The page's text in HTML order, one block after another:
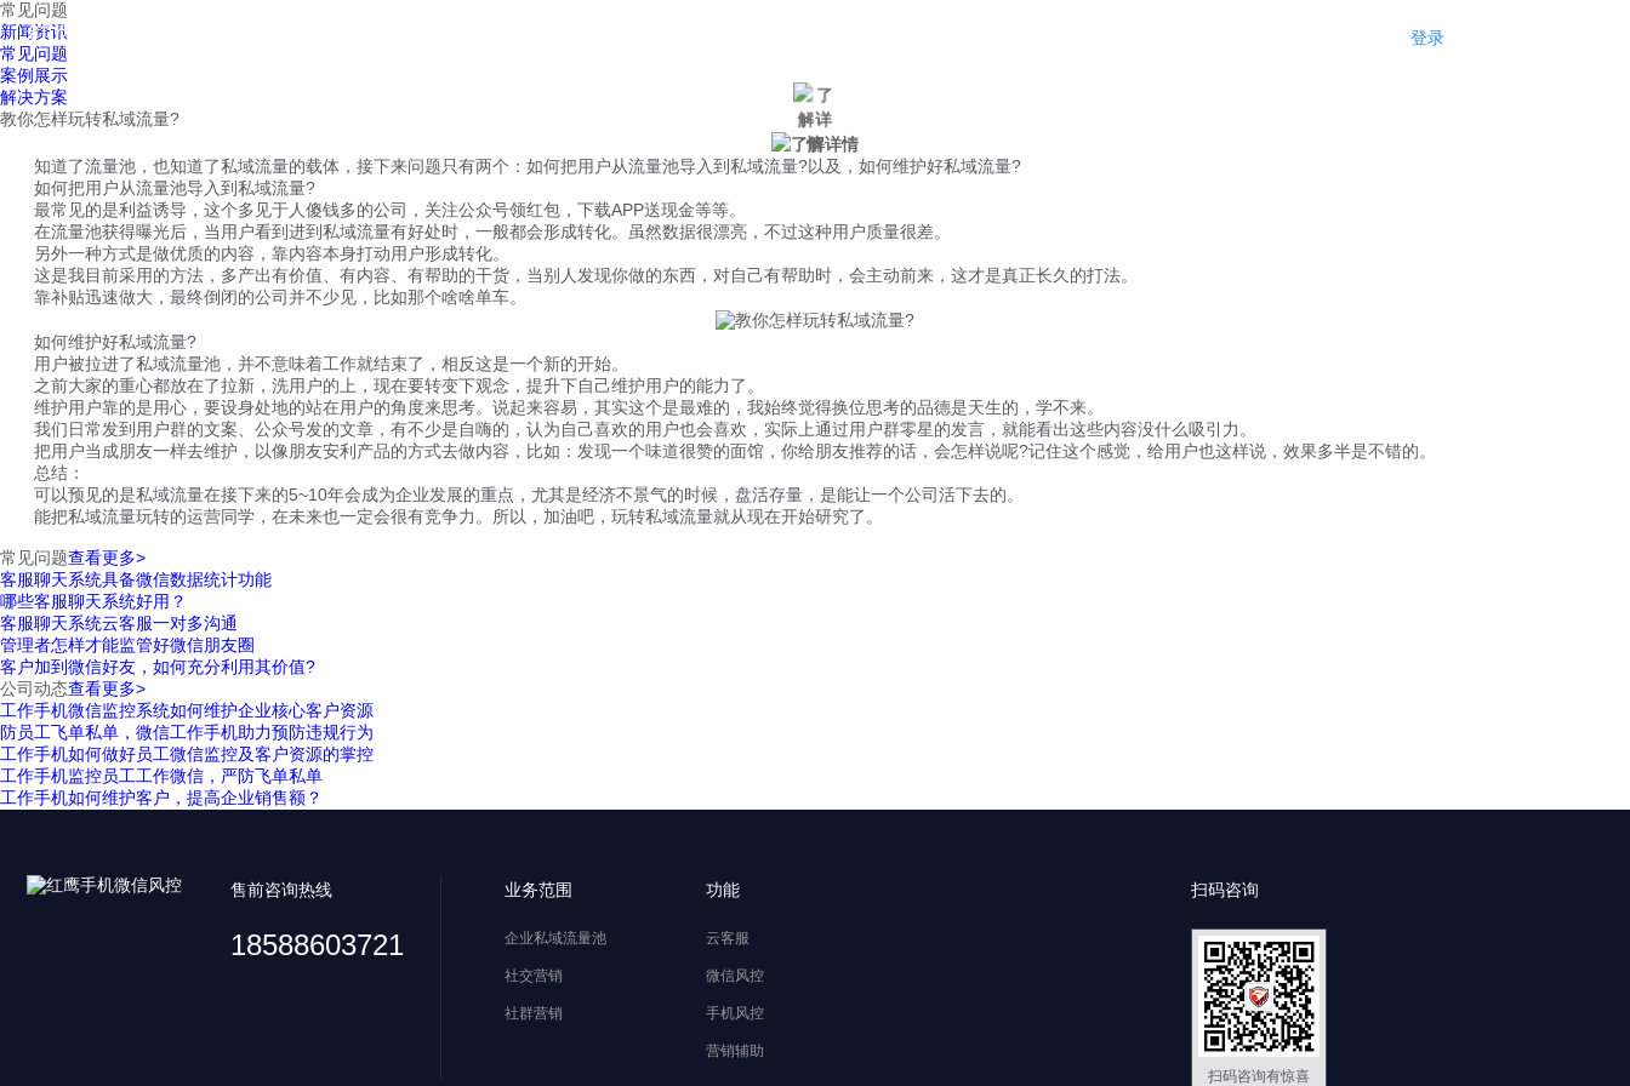
红鹰工作手机 登录
常见问题
新闻资讯
常见问题
案例展示
解决方案
教你怎样玩转私域流量?
知道了流量池，也知道了私域流量的载体，接下来问题只有两个：如何把用户从流量池导入到私域流量?以及，如何维护好私域流量?
如何把用户从流量池导入到私域流量?
最常见的是利益诱导，这个多见于人傻钱多的公司，关注公众号领红包，下载APP送现金等等。
在流量池获得曝光后，当用户看到进到私域流量有好处时，一般都会形成转化。虽然数据很漂亮，不过这种用户质量很差。
另外一种方式是做优质的内容，靠内容本身打动用户形成转化。
这是我目前采用的方法，多产出有价值、有内容、有帮助的干货，当别人发现你做的东西，对自己有帮助时，会主动前来，这才是真正长久的打法。
靠补贴迅速做大，最终倒闭的公司并不少见，比如那个啥啥单车。
如何维护好私域流量?
用户被拉进了私域流量池，并不意味着工作就结束了，相反这是一个新的开始。
之前大家的重心都放在了拉新，洗用户的上，现在要转变下观念，提升下自己维护用户的能力了。
维护用户靠的是用心，要设身处地的站在用户的角度来思考。说起来容易，其实这个是最难的，我始终觉得换位思考的品德是天生的，学不来。
我们日常发到用户群的文案、公众号发的文章，有不少是自嗨的，认为自己喜欢的用户也会喜欢，实际上通过用户群零星的发言，就能看出这些内容没什么吸引力。
把用户当成朋友一样去维护，以像朋友安利产品的方式去做内容，比如：发现一个味道很赞的面馆，你给朋友推荐的话，会怎样说呢?记住这个感觉，给用户也这样说，效果多半是不错的。
总结：
可以预见的是私域流量在接下来的5~10年会成为企业发展的重点，尤其是经济不景气的时候，盘活存量，是能让一个公司活下去的。
能把私域流量玩转的运营同学，在未来也一定会很有竞争力。所以，加油吧，玩转私域流量就从现在开始研究了。
常见问题查看更多>
客服聊天系统具备微信数据统计功能
哪些客服聊天系统好用？
客服聊天系统云客服一对多沟通
管理者怎样才能监管好微信朋友圈
客户加到微信好友，如何充分利用其价值?
公司动态查看更多>
工作手机微信监控系统如何维护企业核心客户资源
防员工飞单私单，微信工作手机助力预防违规行为
工作手机如何做好员工微信监控及客户资源的掌控
工作手机监控员工工作微信，严防飞单私单
工作手机如何维护客户，提高企业销售额？
售前咨询热线
18588603721
业务范围
企业私域流量池
社交营销
社群营销
功能
云客服
微信风控
手机风控
营销辅助
扫码咨询
扫码咨询有惊喜